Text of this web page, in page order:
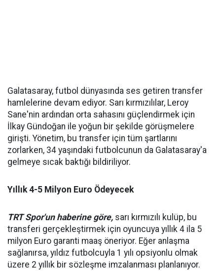
Galatasaray, futbol dünyasında ses getiren transfer
hamlelerine devam ediyor. Sarı kırmızılılar, Leroy
Sane'nin ardından orta sahasını güçlendirmek için
İlkay Gündoğan ile yoğun bir şekilde görüşmelere
girişti. Yönetim, bu transfer için tüm şartlarını
zorlarken, 34 yaşındaki futbolcunun da Galatasaray'a
gelmeye sıcak baktığı bildiriliyor.
Yıllık 4-5 Milyon Euro Ödeyecek
TRT Spor'un haberine göre, sarı kırmızılı kulüp, bu
transferi gerçekleştirmek için oyuncuya yıllık 4 ila 5
milyon Euro garanti maaş öneriyor. Eğer anlaşma
sağlanırsa, yıldız futbolcuyla 1 yılı opsiyonlu olmak
üzere 2 yıllık bir sözleşme imzalanması planlanıyor.